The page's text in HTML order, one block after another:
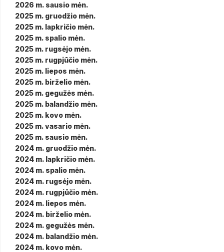
2026 m. sausio mėn.
2025 m. gruodžio mėn.
2025 m. lapkričio mėn.
2025 m. spalio mėn.
2025 m. rugsėjo mėn.
2025 m. rugpjūčio mėn.
2025 m. liepos mėn.
2025 m. birželio mėn.
2025 m. gegužės mėn.
2025 m. balandžio mėn.
2025 m. kovo mėn.
2025 m. vasario mėn.
2025 m. sausio mėn.
2024 m. gruodžio mėn.
2024 m. lapkričio mėn.
2024 m. spalio mėn.
2024 m. rugsėjo mėn.
2024 m. rugpjūčio mėn.
2024 m. liepos mėn.
2024 m. birželio mėn.
2024 m. gegužės mėn.
2024 m. balandžio mėn.
2024 m. kovo mėn.